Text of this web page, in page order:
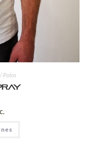
Polos